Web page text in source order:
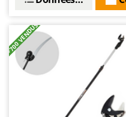
Worx
Y Yard Force
Zanon
+700 VENDUS